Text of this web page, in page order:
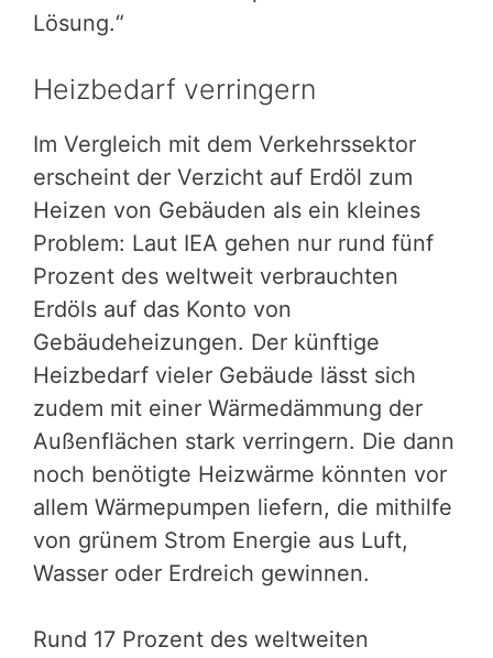
Lösung.“
Heizbedarf verringern
Im Vergleich mit dem Verkehrssektor
erscheint der Verzicht auf Erdöl zum
Heizen von Gebäuden als ein kleines
Problem: Laut IEA gehen nur rund fünf
Prozent des weltweit verbrauchten
Erdöls auf das Konto von
Gebäudeheizungen. Der künftige
Heizbedarf vieler Gebäude lässt sich
zudem mit einer Wärmedämmung der
Außenflächen stark verringern. Die dann
noch benötigte Heizwärme könnten vor
allem Wärmepumpen liefern, die mithilfe
von grünem Strom Energie aus Luft,
Wasser oder Erdreich gewinnen.
Rund 17 Prozent des weltweiten